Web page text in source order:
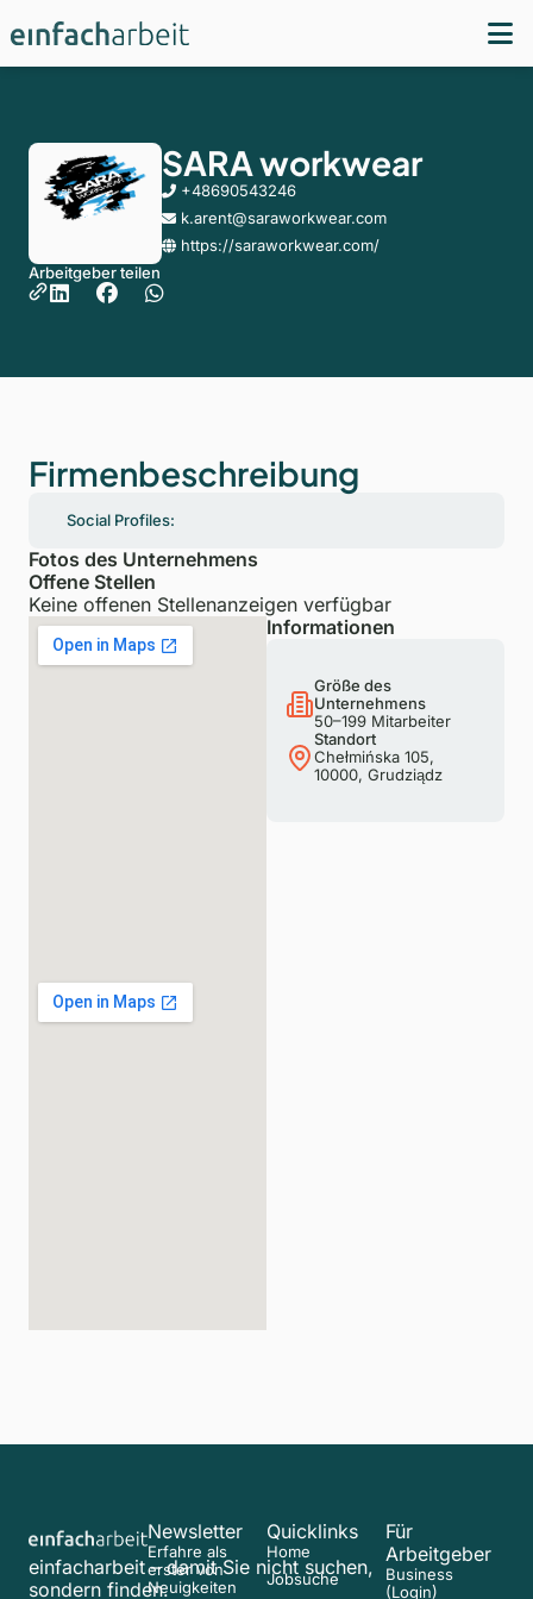
SARA workwear
+48690543246
k.arent@saraworkwear.com
https://saraworkwear.com/
Arbeitgeber teilen
Firmenbeschreibung
Social Profiles:
Fotos des Unternehmens
Offene Stellen
Keine offenen Stellenanzeigen verfügbar
Informationen
Größe des
Unternehmens
50–199 Mitarbeiter
Standort
Chełmińska 105,
10000, Grudziądz
einfacharbeit – damit Sie nicht suchen,
sondern finden.
Quicklinks
Home
Jobsuche
Für
Arbeitgeber
Business
(Login)
Newsletter
Erfahre als
erster von
Neuigkeiten